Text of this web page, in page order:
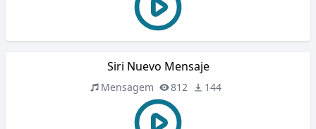
Siri Nuevo Mensaje
Mensagem 812 144